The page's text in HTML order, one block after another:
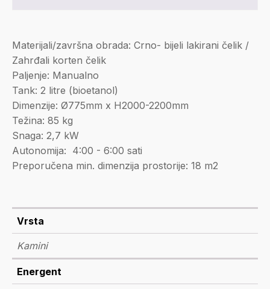
Materijali/završna obrada: Crno- bijeli lakirani čelik /
Zahrđali korten čelik
Paljenje: Manualno
Tank: 2 litre (bioetanol)
Dimenzije: Ø775mm x H2000-2200mm
Težina: 85 kg
Snaga: 2,7 kW
Autonomija: 4:00 - 6:00 sati
Preporučena min. dimenzija prostorije: 18 m2
Vrsta
Kamini
Energent